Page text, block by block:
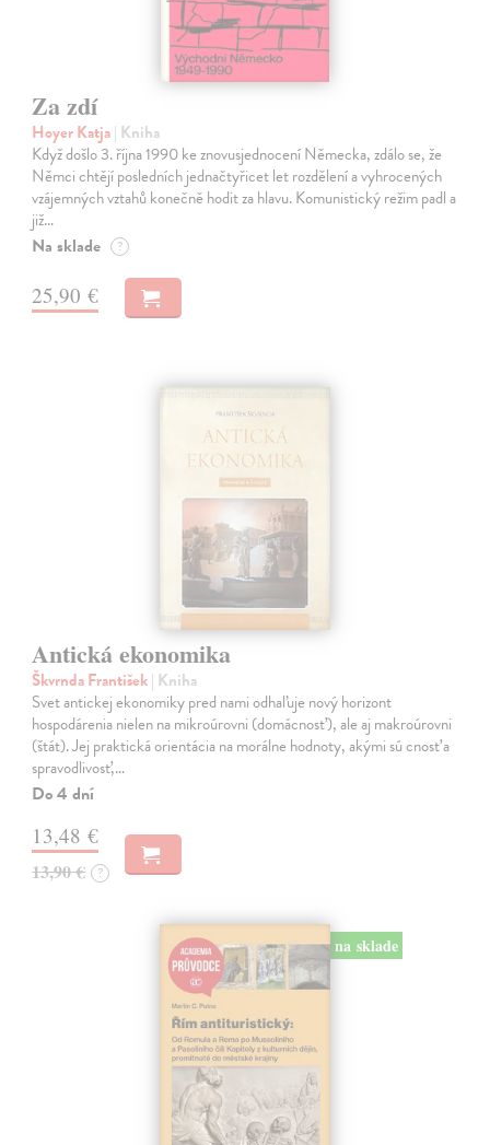
Za zdí
Hoyer Katja| Kniha
Když došlo 3. října 1990 ke znovusjednocení Německa, zdálo se, že
Němci chtějí posledních jednačtyřicet let rozdělení a vyhrocených
vzájemných vztahů konečně hodit za hlavu. Komunistický režim padl a
již…
Na sklade ?
25,90 €
Antická ekonomika
Škvrnda František| Kniha
Svet antickej ekonomiky pred nami odhaľuje nový horizont
hospodárenia nielen na mikroúrovni (domácnosť), ale aj makroúrovni
(štát). Jej praktická orientácia na morálne hodnoty, akými sú cnosť a
spravodlivosť,…
Do 4 dní
13,48 €
13,90 € ?
na sklade